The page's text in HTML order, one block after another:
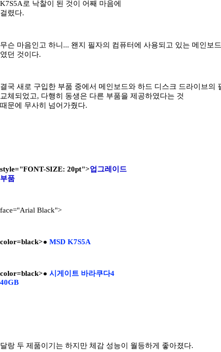
K7S5A로 낙찰이 된 것이 어째 마음에
걸렸다.
무슨 마음인고 하니... 왠지 필자의 컴퓨터에 사용되고 있는 메인보
였던 것이다.
결국 새로 구입한 부품 중에서 메인보드와 하드 디스크 드라이브의
교체되었고, 다행히 동생은 다른 부품을 제공하였다는 것
때문에 무사히 넘어가줬다.
style="FONT-SIZE: 20pt">업그레이드
부품
face="Arial Black">
color=black>● MSD K7S5A
color=black>● 시게이트 바라쿠다4
40GB
달랑 두 제품이기는 하지만 체감 성능이 월등하게 좋아졌다.